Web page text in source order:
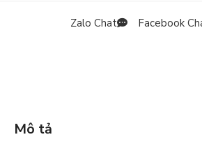
Zalo Chat Facebook
Mô tả